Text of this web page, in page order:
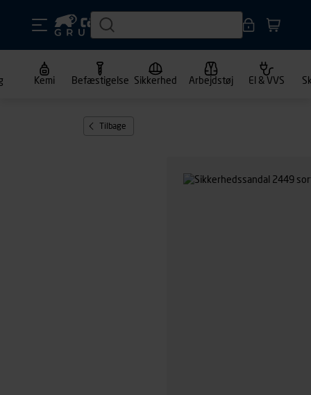
Kemi Befæstigelse Sikkerhed Arbejdstøj El & VVS
Tilbage